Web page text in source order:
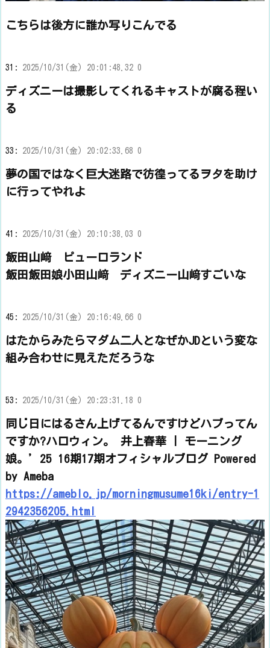
こちらは後方に誰か写りこんでる
31: 2025/10/31(金) 20:01:48.32 0
ディズニーは撮影してくれるキャストが腐る程い
る
33: 2025/10/31(金) 20:02:33.68 0
夢の国ではなく巨大迷路で彷徨ってるヲタを助け
に行ってやれよ
41: 2025/10/31(金) 20:10:38.03 0
飯田山﨑 ピューロランド
飯田飯田娘小田山﨑 ディズニー山﨑すごいな
45: 2025/10/31(金) 20:16:49.66 0
はたからみたらマダム二人となぜかJDという変な
組み合わせに見えただろうな
53: 2025/10/31(金) 20:23:31.18 0
同じ日にはるさん上げてるんですけどハブってん
ですか?ハロウィン。 井上春華 | モーニング
娘。’25 16期17期オフィシャルブログ Powered
by Ameba
https://ameblo.jp/morningmusume16ki/entry-1
2942356205.html